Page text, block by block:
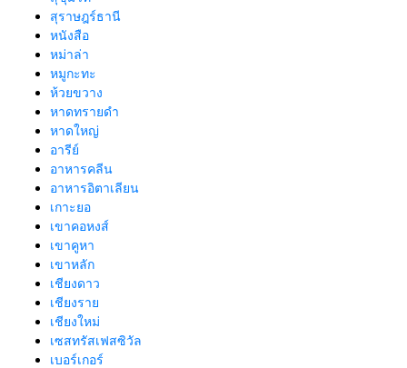
สุราษฎร์ธานี
หนังสือ
หม่าล่า
หมูกะทะ
ห้วยขวาง
หาดทรายดำ
หาดใหญ่
อารีย์
อาหารคลีน
อาหารอิตาเลียน
เกาะยอ
เขาคอหงส์
เขาคูหา
เขาหลัก
เชียงดาว
เชียงราย
เชียงใหม่
เซสทรัสเฟสซิวัล
เบอร์เกอร์